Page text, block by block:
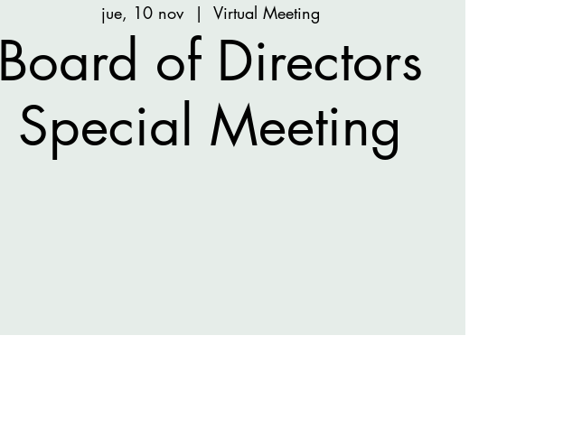
jue, 10 nov
  |
Virtual Meeting
Board of Directors
Special Meeting